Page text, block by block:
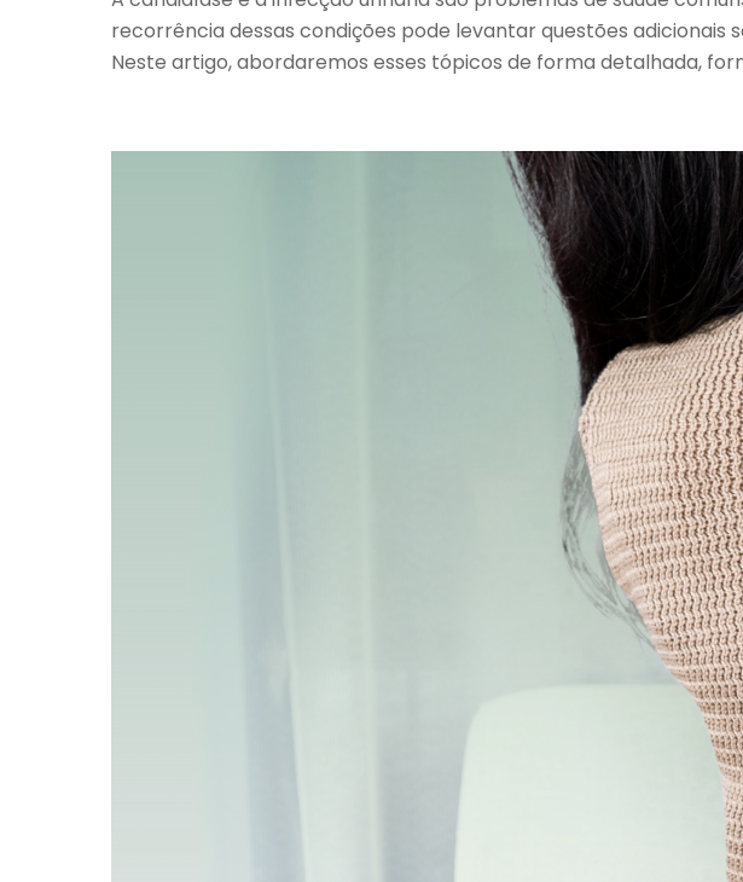
recorrência dessas condições pode levantar questões adicionais
Neste artigo, abordaremos esses tópicos de forma detalhada,